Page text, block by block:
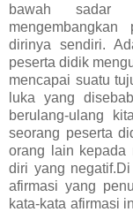
bawah sadar
dirinya sendiri.
peserta didik
mencapai suatu
luka yang
berulang-ulang
seorang peserta
orang lain kepada
diri yang
afirmasi yang
kata-kata afirmasi